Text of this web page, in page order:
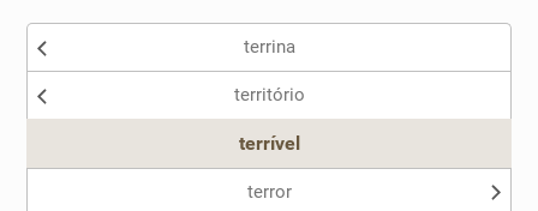
Nenhum dos sinônimos apresentados me ajudou
terrina
território
terrível
terror